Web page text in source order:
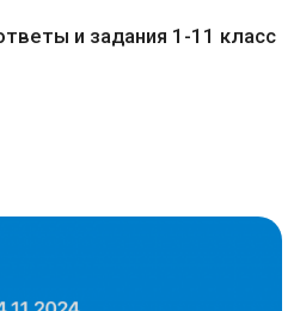
и задания 1-11 класс